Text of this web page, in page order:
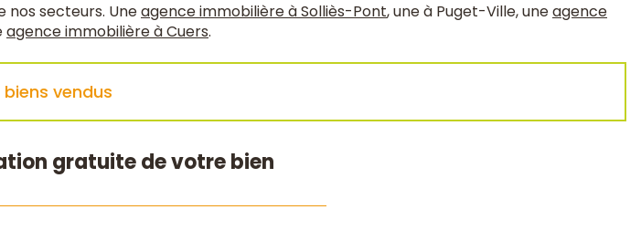
nos secteurs. Uneagence immobilière à Solliès-Pont, une à Puget-Ville, uneagence
agence immobilière à Cuers.
vendus
gratuite de votre bien